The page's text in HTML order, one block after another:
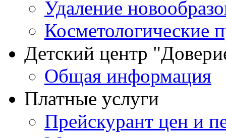
Удаление
Косметологические
Детский центр
Общая информация
Платные услуги
Прейскурант цен и